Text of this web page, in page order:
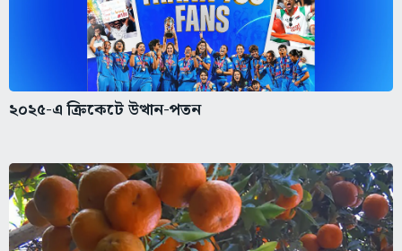
২০২৫-এ ক্রিকেটে উত্থান-পতন